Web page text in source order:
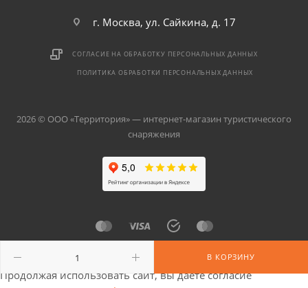
В КОРЗИНУ
г. Москва, ул. Сайкина, д. 17
СОГЛАСИЕ НА ОБРАБОТКУ ПЕРСОНАЛЬНЫХ ДАННЫХ
ПОЛИТИКА ОБРАБОТКИ ПЕРСОНАЛЬНЫХ ДАННЫХ
2026 © ООО «Территория» — интернет-магазин туристического
снаряжения
Продолжая использовать сайт, вы даете согласие